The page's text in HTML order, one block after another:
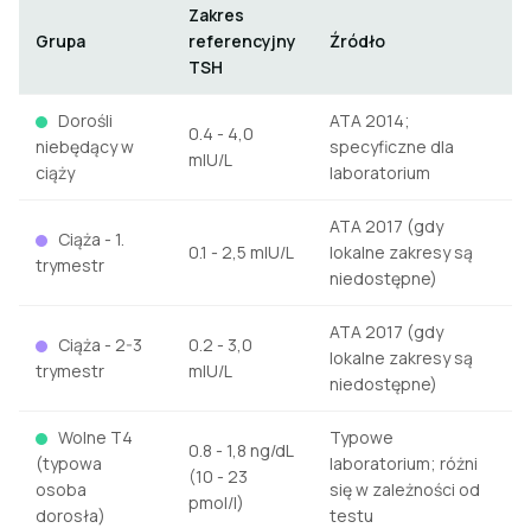
Grupa
Zakres
referencyjny
TSH
Źródło
Dorośli
niebędący w
ciąży
0.4 - 4,0
mIU/L
ATA 2014;
specyficzne dla
laboratorium
Ciąża - 1.
trymestr
0.1 - 2,5 mIU/L
ATA 2017 (gdy
lokalne zakresy są
niedostępne)
Ciąża - 2-3
trymestr
0.2 - 3,0
mIU/L
ATA 2017 (gdy
lokalne zakresy są
niedostępne)
Wolne T4
(typowa
osoba
dorosła)
0.8 - 1,8 ng/dL
(10 - 23
pmol/l)
Typowe
laboratorium; różni
się w zależności od
testu